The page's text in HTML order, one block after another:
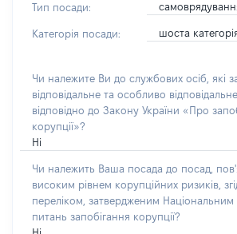
Тип посади:
Категорія посади: шоста
Чи належите Ви до службових осіб, які
відповідальне та особливо
відповідно до Закону України «Про
корупції»?
Ні
Чи належить Ваша посада до посад,
високим рівнем корупційних ризиків,
переліком, затвердженим Національним
питань запобігання корупції?